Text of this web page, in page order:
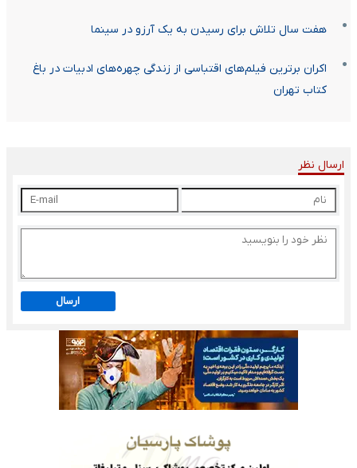
هفت سال تلاش برای رسیدن به یک آرزو در سینما
اکران برترین فیلم‌های اقتباسی از زندگی چهره‌های ادبیات در باغ
کتاب تهران
ارسال نظر
ارسال